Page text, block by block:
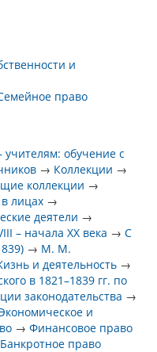
и
право
учителям: обучение с
→ Коллекции →
коллекции →
лицах →
деятели →
– начала XX века →С
→ М. М.
и деятельность →
в 1821–1839 гг. по
законодательства →
и
→Финансовое право
право